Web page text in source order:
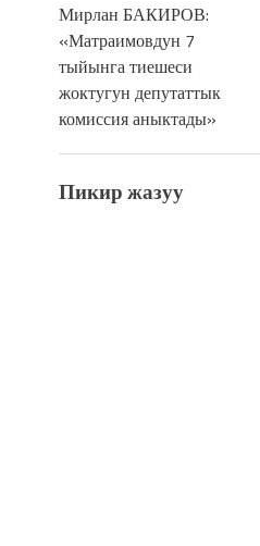
Мирлан БАКИРОВ:
«Матраимовдун 7
тыйынга тиешеси
жоктугун депутаттык
комиссия аныктады»
Пикир жазуу